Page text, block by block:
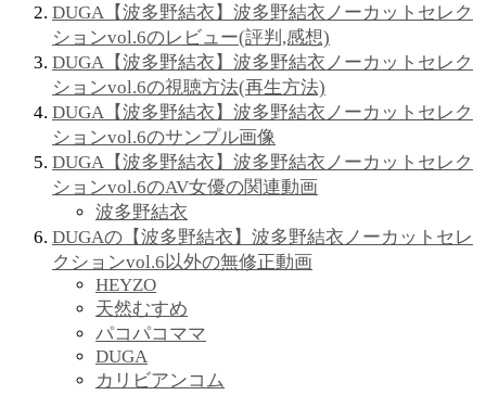
DUGA【波多野結衣】波多野結衣ノーカットセレク
ションvol.6のレビュー(評判,感想)
DUGA【波多野結衣】波多野結衣ノーカットセレク
ションvol.6の視聴方法(再生方法)
DUGA【波多野結衣】波多野結衣ノーカットセレク
ションvol.6のサンプル画像
DUGA【波多野結衣】波多野結衣ノーカットセレク
ションvol.6のAV女優の関連動画
波多野結衣
DUGAの【波多野結衣】波多野結衣ノーカットセレ
クションvol.6以外の無修正動画
HEYZO
天然むすめ
パコパコママ
DUGA
カリビアンコム